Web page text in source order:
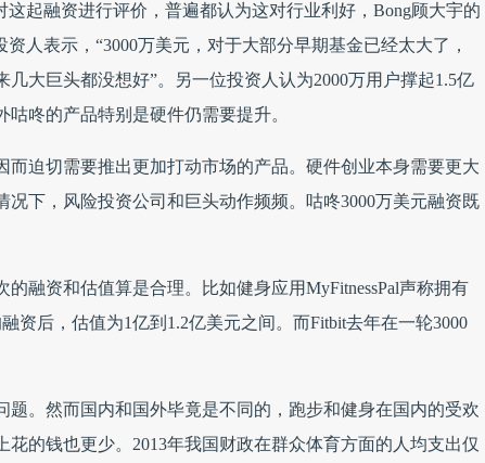
起融资进行评价，普遍都认为这对行业利好，Bong顾大宇的
人表示，“3000万美元，对于大部分早期基金已经太大了，
大巨头都没想好”。另一位投资人认为2000万用户撑起1.5亿
咚的产品特别是硬件仍需要提升。
而迫切需要推出更加打动市场的产品。硬件创业本身需要更大
下，风险投资公司和巨头动作频频。咕咚3000万美元融资既
融资和估值算是合理。比如健身应用MyFitnessPal声称拥有
资后，估值为1亿到1.2亿美元之间。而Fitbit去年在一轮3000
。然而国内和国外毕竟是不同的，跑步和健身在国内的受欢
的钱也更少。2013年我国财政在群众体育方面的人均支出仅